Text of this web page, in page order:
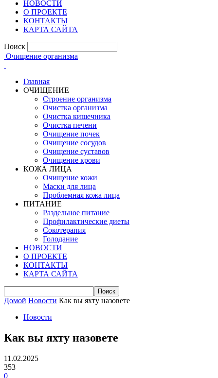
НОВОСТИ
О ПРОЕКТЕ
КОНТАКТЫ
КАРТА САЙТА
Поиск
Очищение организма
Главная
ОЧИЩЕНИЕ
Строение организма
Очистка организма
Очистка кишечника
Очистка печени
Очищение почек
Очищение сосудов
Очищение суставов
Очищение крови
КОЖА ЛИЦА
Очищение кожи
Маски для лица
Проблемная кожа лица
ПИТАНИЕ
Раздельное питание
Профилактические диеты
Сокотерапия
Голодание
НОВОСТИ
О ПРОЕКТЕ
КОНТАКТЫ
КАРТА САЙТА
Домой Новости Как вы яхту назовете
Новости
Как вы яхту назовете
11.02.2025
353
0